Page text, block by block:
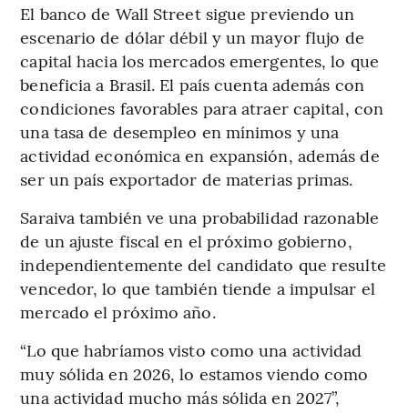
El banco de Wall Street sigue previendo un
escenario de dólar débil y un mayor flujo de
capital hacia los mercados emergentes, lo que
beneficia a Brasil. El país cuenta además con
condiciones favorables para atraer capital, con
una tasa de desempleo en mínimos y una
actividad económica en expansión, además de
ser un país exportador de materias primas.
Saraiva también ve una probabilidad razonable
de un ajuste fiscal en el próximo gobierno,
independientemente del candidato que resulte
vencedor, lo que también tiende a impulsar el
mercado el próximo año.
“Lo que habríamos visto como una actividad
muy sólida en 2026, lo estamos viendo como
una actividad mucho más sólida en 2027”,